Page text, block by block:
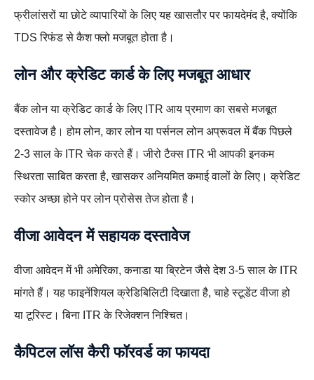
फ्रीलांसरों या छोटे व्यापारियों के लिए यह खासतौर पर फायदेमंद है, क्योंकि
TDS रिफंड से कैश फ्लो मजबूत होता है।
लोन और क्रेडिट कार्ड के लिए मजबूत आधार
बैंक लोन या क्रेडिट कार्ड के लिए ITR आय प्रमाण का सबसे मजबूत
दस्तावेज है। होम लोन, कार लोन या पर्सनल लोन अप्रूवल में बैंक पिछले
2-3 साल के ITR चेक करते हैं। जीरो टैक्स ITR भी आपकी इनकम
स्थिरता साबित करता है, खासकर अनियमित कमाई वालों के लिए। क्रेडिट
स्कोर अच्छा होने पर लोन प्रोसेस तेज होता है।
वीजा आवेदन में सहायक दस्तावेज
वीजा आवेदन में भी अमेरिका, कनाडा या ब्रिटेन जैसे देश 3-5 साल के ITR
मांगते हैं। यह फाइनेंशियल क्रेडिबिलिटी दिखाता है, चाहे स्टूडेंट वीजा हो
या टूरिस्ट। बिना ITR के रिजेक्शन निश्चित।
कैपिटल लॉस कैरी फॉरवर्ड का फायदा